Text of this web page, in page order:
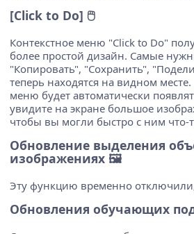
[Click to Do] 🖱️
Контекстное меню "Click to Do"
более простой дизайн. Самые
"Копировать", "Сохранить",
теперь находятся на видном
меню будет автоматически
увидите на экране большое
чтобы вы могли быстро с ним что-
Обновление выделения
изображениях 🖼️
Эту функцию временно
Обновления обучающих